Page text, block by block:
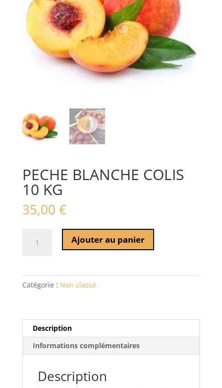
PECHE BLANCHE COLIS
10 KG
35,00 €
COLIS
Ajouter au panier
Catégorie : Non classé
Description
Informations complémentaires
Description